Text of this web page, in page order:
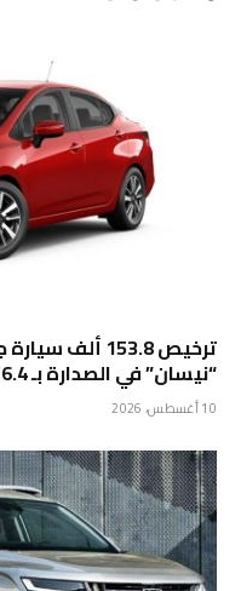
“نيسان” في الصدارة بـ 16.4 ألف سيارة
10 أغسطس، 2026